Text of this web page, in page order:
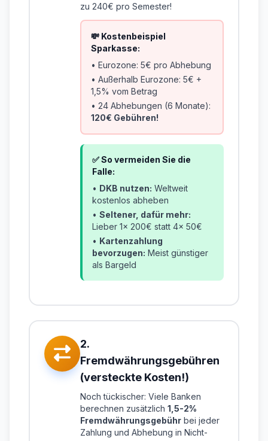
zu 240€ pro Semester!
💸 Kostenbeispiel
Sparkasse:
• Eurozone: 5€ pro Abhebung
• Außerhalb Eurozone: 5€ +
1,5% vom Betrag
• 24 Abhebungen (6 Monate):
120€ Gebühren!
✅ So vermeiden Sie die
Falle:
• DKB nutzen: Weltweit
kostenlos abheben
• Seltener, dafür mehr:
Lieber 1x 200€ statt 4x 50€
• Kartenzahlung
bevorzugen: Meist günstiger
als Bargeld
2.
Fremdwährungsgebühren
(versteckte Kosten!)
Noch tückischer: Viele Banken
berechnen zusätzlich 1,5-2%
Fremdwährungsgebühr bei jeder
Zahlung und Abhebung in Nicht-